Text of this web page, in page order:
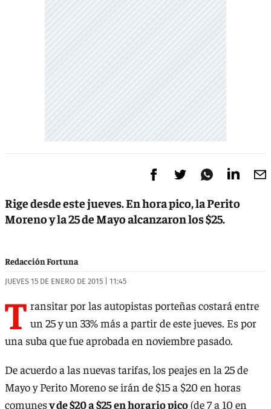
Rige desde este jueves. En hora pico, la Perito
Moreno y la 25 de Mayo alcanzaron los $25.
Redacción Fortuna
JUEVES 15 DE ENERO DE 2015 | 11:45
T ransitar por las autopistas porteñas costará entre
un 25 y un 33% más a partir de este jueves. Es por
una suba que fue aprobada en noviembre pasado.
De acuerdo a las nuevas tarifas, los peajes en la 25 de
Mayo y Perito Moreno se irán de $15 a $20 en horas
comunesy de $20 a $25 en horario pico(de 7 a 10 en